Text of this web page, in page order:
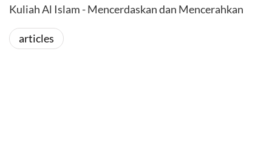
Kuliah Al Islam - Mencerdaskan dan Mencerahkan
articles